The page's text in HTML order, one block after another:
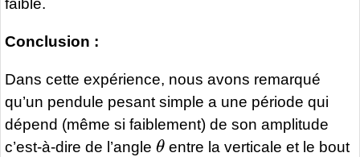
faible.
Conclusion :
Dans cette expérience, nous avons remarqué
qu’un pendule pesant simple a une période qui
dépend (même si faiblement) de son amplitude
c’est-à-dire de l’angle
θ
entre la verticale et le bout